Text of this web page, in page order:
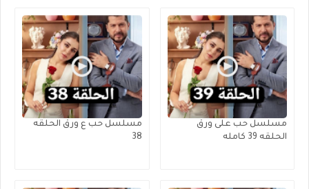
مسلسل حب على ورق
الحلقه 39 كامله
مسلسل حب ع ورق الحلقه
38